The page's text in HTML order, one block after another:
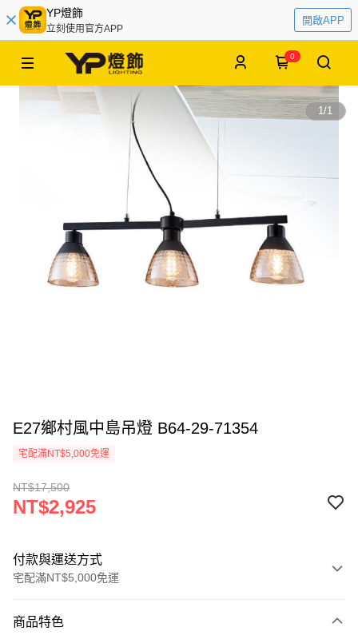
YP燈飾
立刻使用官方APP
開啟APP
0
1/1
E27鄉村風中島吊燈 B64-29-71354
宅配滿NT$5,000免運
NT$17,500
NT$2,925
付款與運送方式
宅配滿NT$5,000免運
信用卡一次付款
商品特色